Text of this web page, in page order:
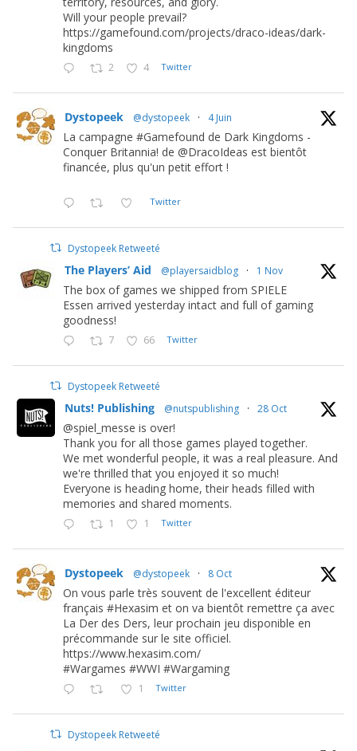
Will your people prevail?
https://gamefound.com/projects/draco-ideas/dark-
kingdoms
2 4 Twitter
Dystopeek @dystopeek · 4 Juin
La campagne #Gamefound de Dark Kingdoms -
Conquer Britannia! de @DracoIdeas est bientôt
financée, plus qu'un petit effort !
Twitter
Dystopeek Retweeté
The Players’ Aid @playersaidblog · 1 Nov
The box of games we shipped from SPIELE
Essen arrived yesterday intact and full of gaming
goodness!
7 66 Twitter
Dystopeek Retweeté
Nuts! Publishing @nutspublishing · 28 Oct
@spiel_messe is over!
Thank you for all those games played together.
We met wonderful people, it was a real pleasure. And
we're thrilled that you enjoyed it so much!
Everyone is heading home, their heads filled with
memories and shared moments.
1 1 Twitter
Dystopeek @dystopeek · 8 Oct
On vous parle très souvent de l'excellent éditeur
français #Hexasim et on va bientôt remettre ça avec
La Der des Ders, leur prochain jeu disponible en
précommande sur le site officiel.
https://www.hexasim.com/
#Wargames #WWI #Wargaming
1 Twitter
Dystopeek Retweeté